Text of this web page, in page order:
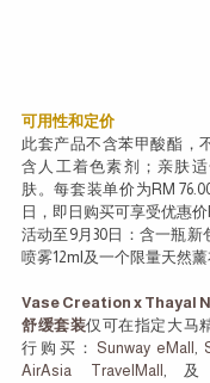
可用性和定价
此套产品不含苯甲酸酯，
含人工着色素剂；亲肤
肤。每套装单价为RM
日，即日购买可享受优惠
活动至9月30日：含一瓶
喷雾12ml及一个限量天然薰
Vase Creation x Thayal
舒缓套装仅可在指定大马
行购买： Sunway eMall ,
AirAsia TravelMall ,及